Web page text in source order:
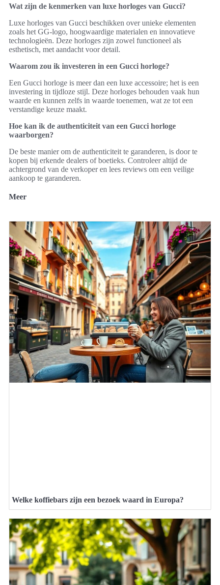
Wat zijn de kenmerken van luxe horloges van Gucci?
Luxe horloges van Gucci beschikken over unieke elementen
zoals het GG-logo, hoogwaardige materialen en innovatieve
technologieën. Deze horloges zijn zowel functioneel als
esthetisch, met aandacht voor detail.
Waarom zou ik investeren in een Gucci horloge?
Een Gucci horloge is meer dan een luxe accessoire; het is een
investering in tijdloze stijl. Deze horloges behouden vaak hun
waarde en kunnen zelfs in waarde toenemen, wat ze tot een
verstandige keuze maakt.
Hoe kan ik de authenticiteit van een Gucci horloge
waarborgen?
De beste manier om de authenticiteit te garanderen, is door te
kopen bij erkende dealers of boetieks. Controleer altijd de
achtergrond van de verkoper en lees reviews om een veilige
aankoop te garanderen.
Meer
Welke koffiebars zijn een bezoek waard in Europa?